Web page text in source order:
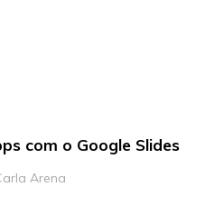
com o Google Slides
Arena